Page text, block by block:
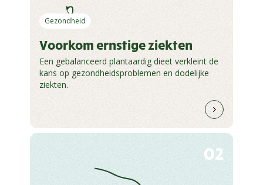
Gezondheid
Voorkom ernstige ziekten
Een gebalanceerd plantaardig dieet verkleint de
kans op gezondheidsproblemen en dodelijke
ziekten.
02